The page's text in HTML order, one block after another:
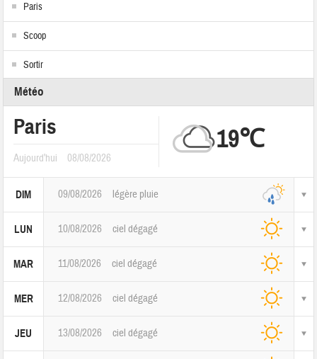
Paris
Scoop
Sortir
Météo
Paris
Aujourd'hui 08/08/2026
19℃
DIM 09/08/2026 légère pluie
LUN 10/08/2026 ciel dégagé
MAR 11/08/2026 ciel dégagé
MER 12/08/2026 ciel dégagé
JEU 13/08/2026 ciel dégagé